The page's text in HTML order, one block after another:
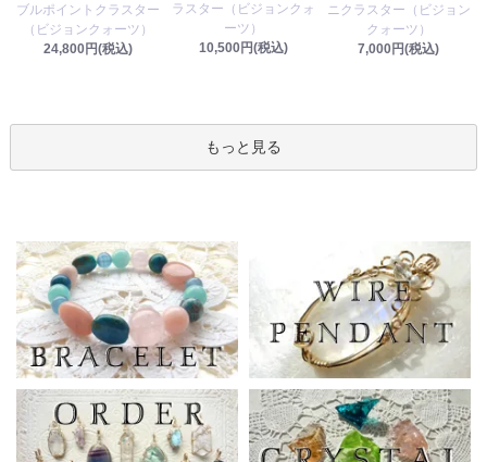
ブルポイントクラスター
（ビジョンクォーツ）
24,800円(税込)
ラスター（ビジョンクォ
ーツ）
10,500円(税込)
ニクラスター（ビジョン
クォーツ）
7,000円(税込)
もっと見る